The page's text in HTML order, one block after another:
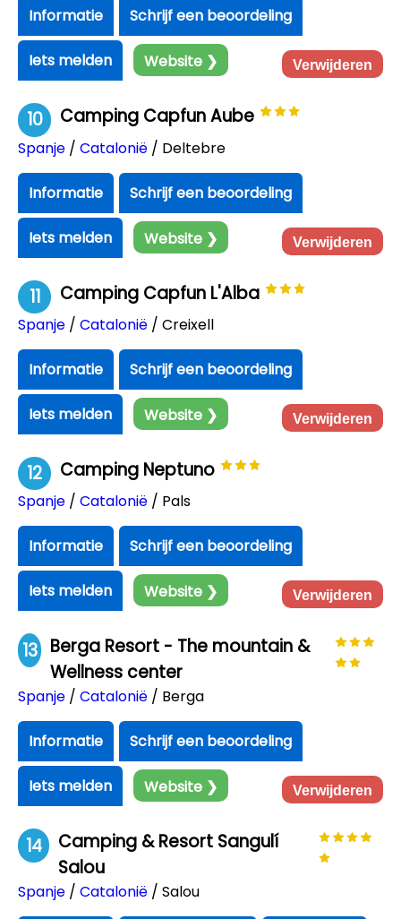
Informatie Schrijf een beoordeling
Iets melden Website ❯ Verwijderen
10 Camping Capfun Aube
Spanje / Catalonië / Deltebre
Informatie Schrijf een beoordeling
Iets melden Website ❯ Verwijderen
11 Camping Capfun L'Alba
Spanje / Catalonië / Creixell
Informatie Schrijf een beoordeling
Iets melden Website ❯ Verwijderen
12 Camping Neptuno
Spanje / Catalonië / Pals
Informatie Schrijf een beoordeling
Iets melden Website ❯ Verwijderen
13 Berga Resort - The mountain &
Wellness center
Spanje / Catalonië / Berga
Informatie Schrijf een beoordeling
Iets melden Website ❯ Verwijderen
14
Camping & Resort Sangulí
Salou
Spanje / Catalonië / Salou